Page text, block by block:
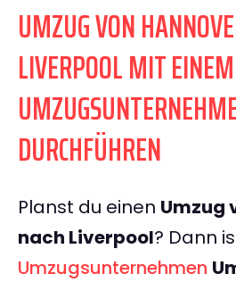
UMZUG VON
LIVERPOOL MIT EINEM
DURCHFÜHREN
Planst du einen Umzug
nach Liverpool? Dann
Umzugsunternehmen